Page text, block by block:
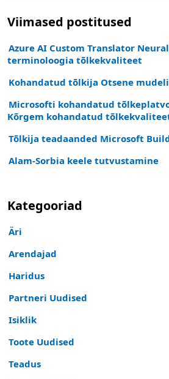
Viimased postitused
Azure AI Custom Translator
terminoloogia tõlkekvaliteet
Kohandatud tõlkija Otsene
Microsofti kohandatud
Kõrgem kohandatud
Tõlkija teadaanded Microsoft
Alam-Sorbia keele tutvustamine
Kategooriad
Äri
Arendajad
Haridus
Partneri Uudised
Isiklik
Toote Uudised
Teadus